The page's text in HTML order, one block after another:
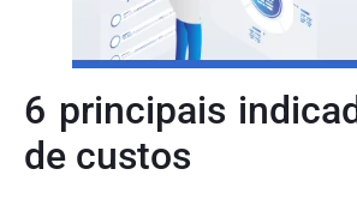
6 principais
de custos